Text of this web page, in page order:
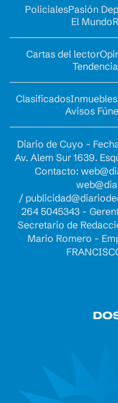
PolicialesPasión
El Mundo
Cartas del lector
Tendencia
ClasificadosInmuebles
Avisos
Diario de Cuyo -
Av. Alem Sur 1639.
Contacto:
/
264 5045343 -
Secretario de
Mario Romero -